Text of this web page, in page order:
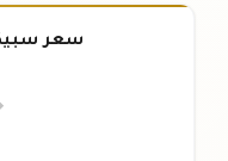
سعر سبيكة